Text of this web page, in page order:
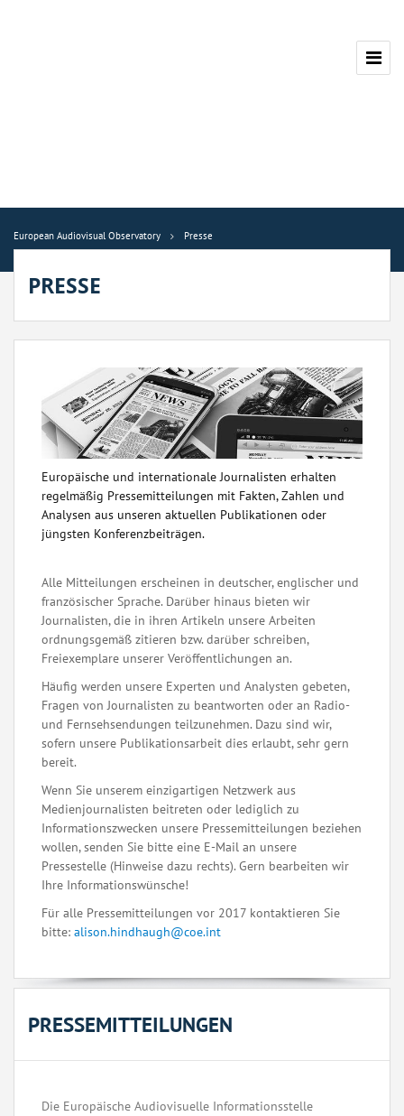
European Audiovisual Observatory Presse
PRESSE
Europäische und internationale Journalisten erhalten
regelmäßig Pressemitteilungen mit Fakten, Zahlen und
Analysen aus unseren aktuellen Publikationen oder
jüngsten Konferenzbeiträgen.
Alle Mitteilungen erscheinen in deutscher, englischer und
französischer Sprache. Darüber hinaus bieten wir
Journalisten, die in ihren Artikeln unsere Arbeiten
ordnungsgemäß zitieren bzw. darüber schreiben,
Freiexemplare unserer Veröffentlichungen an.
Häufig werden unsere Experten und Analysten gebeten,
Fragen von Journalisten zu beantworten oder an Radio-
und Fernsehsendungen teilzunehmen. Dazu sind wir,
sofern unsere Publikationsarbeit dies erlaubt, sehr gern
bereit.
Wenn Sie unserem einzigartigen Netzwerk aus
Medienjournalisten beitreten oder lediglich zu
Informationszwecken unsere Pressemitteilungen beziehen
wollen, senden Sie bitte eine E-Mail an unsere
Pressestelle (Hinweise dazu rechts). Gern bearbeiten wir
Ihre Informationswünsche!
Für alle Pressemitteilungen vor 2017 kontaktieren Sie
bitte: alison.hindhaugh@coe.int
PRESSEMITTEILUNGEN
Die Europäische Audiovisuelle Informationsstelle